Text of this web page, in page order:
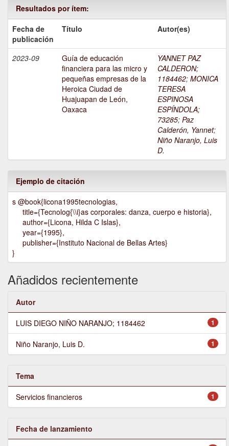
Resultados por ítem:
Fecha de
publicación
Título Autor(es)
2023-09
Guía de educación
financiera para las micro y
pequeñas empresas de la
Heroica Ciudad de
Huajuapan de León,
Oaxaca
YANNET PAZ
CALDERON;
1184462; MONICA
TERESA
ESPINOSA
ESPÍNDOLA;
73285; Paz
Calderón, Yannet;
Niño Naranjo, Luis
D.
Ejemplo de citación
s @book{licona1995tecnologias,
title={Tecnolog{\\i}as corporales: danza, cuerpo e historia},
author={Licona, Hilda C Islas},
year={1995},
publisher={Instituto Nacional de Bellas Artes}
}
Añadidos recientemente
Autor
1
LUIS DIEGO NIÑO NARANJO; 1184462
1
Niño Naranjo, Luis D.
Tema
1
Servicios financieros
Fecha de lanzamiento